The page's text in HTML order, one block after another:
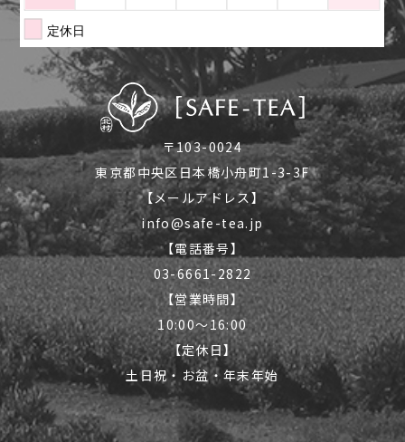
〒103-0024
東京都中央区日本橋小舟町1-3-3F
【メールアドレス】
info@safe-tea.jp
【電話番号】
03-6661-2822
【営業時間】
10:00〜16:00
【定休日】
土日祝・お盆・年末年始